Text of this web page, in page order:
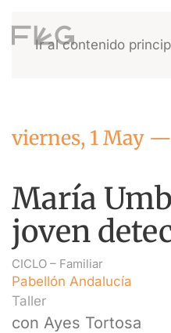
Ir al contenido
viernes, 1 May —
María
joven
CICLO – Familiar
Pabellón Andalucía
Taller
con Ayes Tortosa